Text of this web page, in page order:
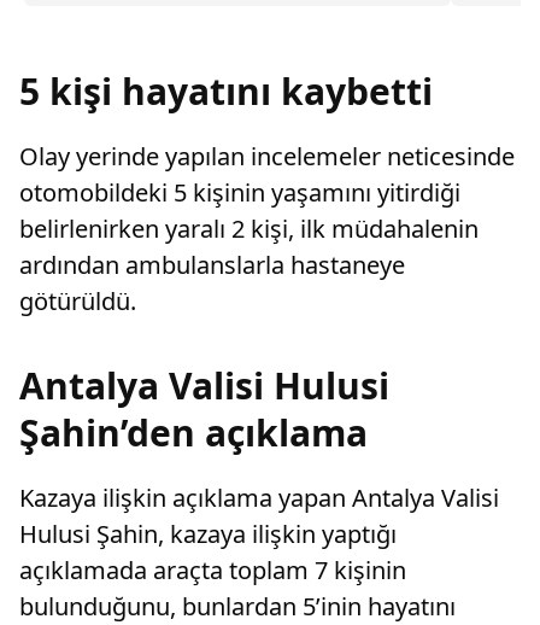
5 kişi hayatını kaybetti
Olay yerinde yapılan incelemeler neticesinde
otomobildeki 5 kişinin yaşamını yitirdiği
belirlenirken yaralı 2 kişi, ilk müdahalenin
ardından ambulanslarla hastaneye
götürüldü.
Antalya Valisi Hulusi
Şahin’den açıklama
Kazaya ilişkin açıklama yapan Antalya Valisi
Hulusi Şahin, kazaya ilişkin yaptığı
açıklamada araçta toplam 7 kişinin
bulunduğunu, bunlardan 5’inin hayatını